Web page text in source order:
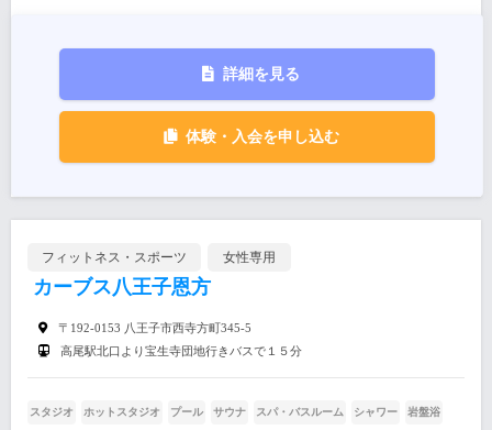
詳細を見る
体験・入会を申し込む
フィットネス・スポーツ 女性専用
カーブス八王子恩方
〒192-0153 八王子市西寺方町345-5
高尾駅北口より宝生寺団地行きバスで１５分
スタジオ ホットスタジオ プール サウナ スパ・バスルーム シャワー 岩盤浴